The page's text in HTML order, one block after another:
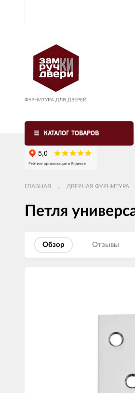
ФУРНИТУРА ДЛЯ ДВЕРЕЙ
КАТАЛОГ ТОВАРОВ
ГЛАВНАЯ ДВЕРНАЯ ФУРНИТУРА
Петля
Обзор Отзывы